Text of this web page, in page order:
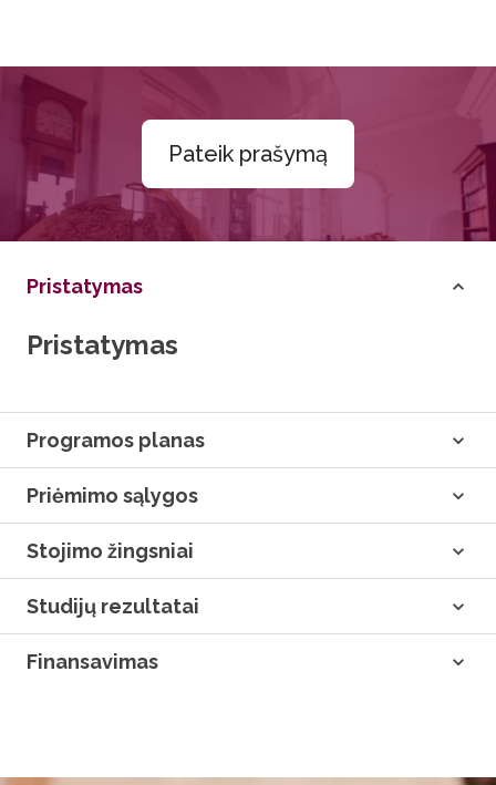
Pateik prašymą
Pristatymas
Pristatymas
Programos planas
Priėmimo sąlygos
Stojimo žingsniai
Studijų rezultatai
Finansavimas